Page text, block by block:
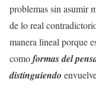
problemas sin asumir
de lo real
manera lineal porque
comoformas del
distinguiendo